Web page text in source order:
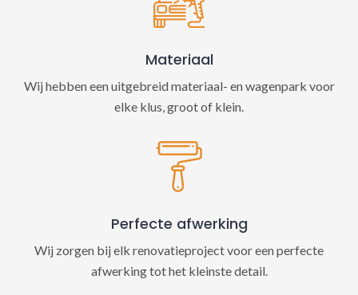
Materiaal
Wij hebben een uitgebreid materiaal- en wagenpark voor
elke klus, groot of klein.
Perfecte afwerking
Wij zorgen bij elk renovatieproject voor een perfecte
afwerking tot het kleinste detail.